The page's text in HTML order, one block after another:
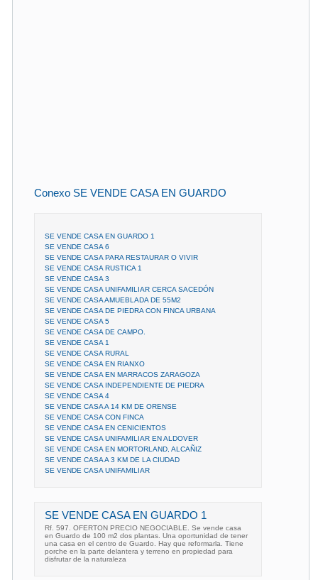
Conexo SE VENDE CASA EN GUARDO
SE VENDE CASA EN GUARDO 1
SE VENDE CASA 6
SE VENDE CASA PARA RESTAURAR O VIVIR
SE VENDE CASA RUSTICA 1
SE VENDE CASA 3
SE VENDE CASA UNIFAMILIAR CERCA SACEDÓN
SE VENDE CASA AMUEBLADA DE 55M2
SE VENDE CASA DE PIEDRA CON FINCA URBANA
SE VENDE CASA 5
SE VENDE CASA DE CAMPO.
SE VENDE CASA 1
SE VENDE CASA RURAL
SE VENDE CASA EN RIANXO
SE VENDE CASA EN MARRACOS ZARAGOZA
SE VENDE CASA INDEPENDIENTE DE PIEDRA
SE VENDE CASA 4
SE VENDE CASA A 14 KM DE ORENSE
SE VENDE CASA CON FINCA
SE VENDE CASA EN CENICIENTOS
SE VENDE CASA UNIFAMILIAR EN ALDOVER
SE VENDE CASA EN MORTORLAND, ALCAÑIZ
SE VENDE CASA A 3 KM DE LA CIUDAD
SE VENDE CASA UNIFAMILIAR
SE VENDE CASA EN GUARDO 1
Rf. 597. OFERTON PRECIO NEGOCIABLE. Se vende casa
en Guardo de 100 m2 dos plantas. Una oportunidad de tener
una casa en el centro de Guardo. Hay que reformarla. Tiene
porche en la parte delantera y terreno en propiedad para
disfrutar de la naturaleza